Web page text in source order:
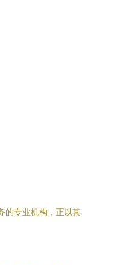
的专业机构，正以其